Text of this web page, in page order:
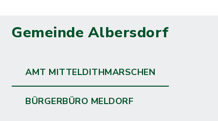
Gemeinde Albersdorf
AMT MITTELDITHMARSCHEN
BÜRGERBÜRO MELDORF